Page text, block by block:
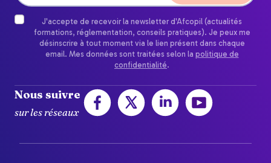
J'accepte de recevoir la newsletter d'Afcopil (actualités
formations, réglementation, conseils pratiques). Je peux me
désinscrire à tout moment via le lien présent dans chaque
email. Mes données sont traitées selon la politique de
confidentialité.
Nous suivre
sur les réseaux